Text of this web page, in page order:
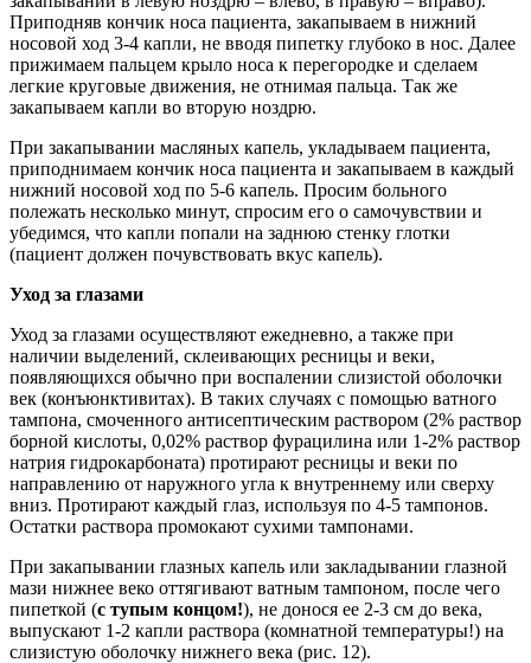
Приподняв кончик носа пациента, закапываем в нижний
носовой ход 3-4 капли, не вводя пипетку глубоко в нос. Далее
прижимаем пальцем крыло носа к перегородке и сделаем
легкие круговые движения, не отнимая пальца. Так же
закапываем капли во вторую ноздрю.
При закапывании масляных капель, укладываем пациента,
приподнимаем кончик носа пациента и закапываем в каждый
нижний носовой ход по 5-6 капель. Просим больного
полежать несколько минут, спросим его о самочувствии и
убедимся, что капли попали на заднюю стенку глотки
(пациент должен почувствовать вкус капель).
Уход за глазами
Уход за глазами осуществляют ежедневно, а также при
наличии выделений, склеивающих ресницы и веки,
появляющихся обычно при воспалении слизистой оболочки
век (конъюнктивитах). В таких случаях с помощью ватного
тампона, смоченного антисептическим раствором (2% раствор
борной кислоты, 0,02% раствор фурацилина или 1-2% раствор
натрия гидрокарбоната) протирают ресницы и веки по
направлению от наружного угла к внутреннему или сверху
вниз. Протирают каждый глаз, используя по 4-5 тампонов.
Остатки раствора промокают сухими тампонами.
При закапывании глазных капель или закладывании глазной
мази нижнее веко оттягивают ватным тампо­ном, после чего
пипеткой (с тупым концом!), не донося ее 2-3 см до века,
выпускают 1-2 капли раствора (комнатной температуры!) на
слизистую оболочку нижнего века (рис. 12).